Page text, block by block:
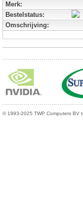
Merk:
Bestelstatus:
Omschrijving:
© 1993-2025 TWP Computers BV